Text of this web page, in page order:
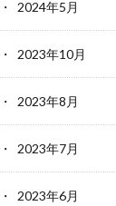
2024年5月
2023年10月
2023年8月
2023年7月
2023年6月